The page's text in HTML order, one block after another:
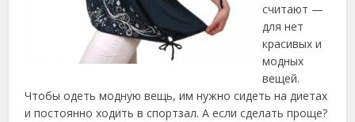
считают —
для нет
красивых и
модных
вещей.
Чтобыодеть модную вещь, им нужно сидеть на диетах
и постоянно ходить в спортзал. А если сделать проще?